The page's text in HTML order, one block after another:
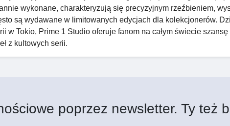
wykonane, charakteryzują się precyzyjnym rzeźbieniem,
są wydawane w limitowanych edycjach dla kolekcjonerów.
w Tokio, Prime 1 Studio oferuje fanom na całym świecie szansę
z kultowych serii.
poprzez newsletter. Ty też